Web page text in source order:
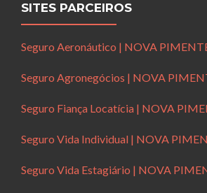
SITES PARCEIROS
Seguro Aeronáutico | NOVA
Seguro Agronegócios | NOVA
Seguro Fiança Locatícia | NOVA
Seguro Vida Individual | NOVA
Seguro Vida Estagiário | NOVA